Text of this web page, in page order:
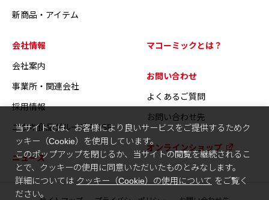
新商品・アイテム
会社情報
会社案内
事業所・関連会社
採用情報
ユウキ食品グループのCSR
ニュース
マコーミックとは？
お問い合わせ
よくあるご質問
お問い合わせ先
オンラインショップ
当サイトでは、お客様により良いサービスをご提供するためク
ッキー（Cookie）を使用しています。
このポップアップを閉じるか、当サイトの閲覧を継続されるこ
とで、クッキーの使用に同意いただいたものとみなします。
詳細については クッキー（Cookie）の使用について をご覧く
ださい。